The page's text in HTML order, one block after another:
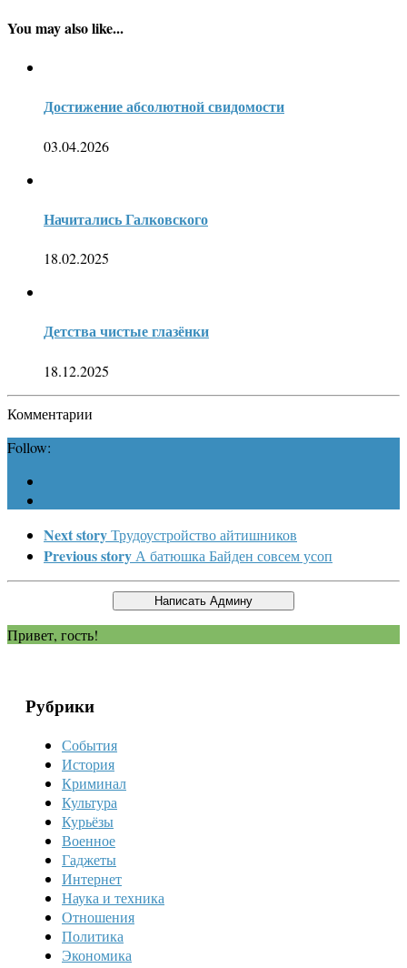
You may also like...
Достижение абсолютной свидомости
03.04.2026
Начитались Галковского
18.02.2025
Детства чистые глазёнки
18.12.2025
Комментарии
Follow:
Next storyТрудоустройство айтишников
Previous story А батюшка Байден совсем усоп
Привет, гость!
Рубрики
События
История
Криминал
Культура
Курьёзы
Военное
Гаджеты
Интернет
Наука и техника
Отношения
Политика
Экономика